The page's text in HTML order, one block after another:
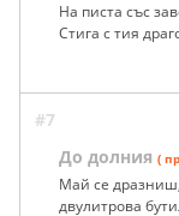
На писта със
Стига с тия
#7
До долния (
Май се
двулитрова